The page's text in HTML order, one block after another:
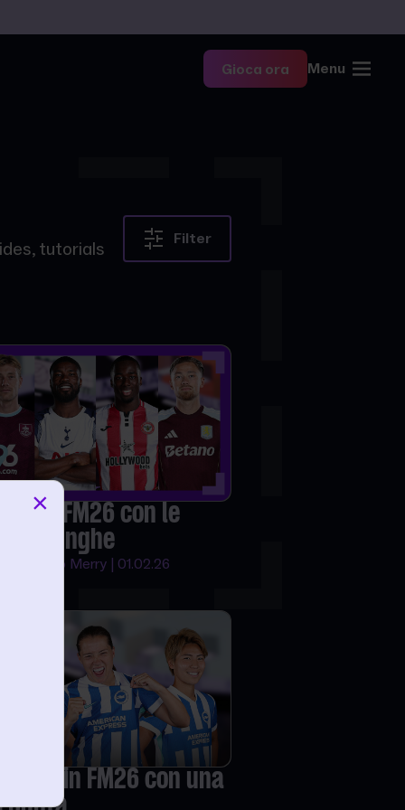
Gioca ora Menu
tutorials Filter
in FM26 con le
lunghe
| Guido Merry | 01.02.26
in FM26 con una
×